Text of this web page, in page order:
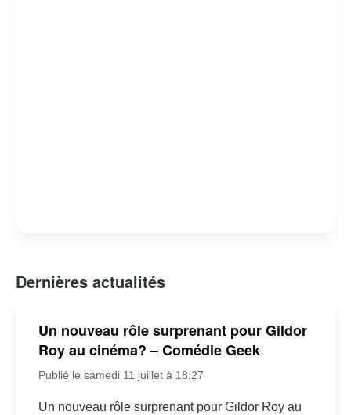
Dernières actualités
Un nouveau rôle surprenant pour Gildor
Roy au cinéma? – Comédie Geek
Publié le samedi 11 juillet à 18:27
Un nouveau rôle surprenant pour Gildor Roy au